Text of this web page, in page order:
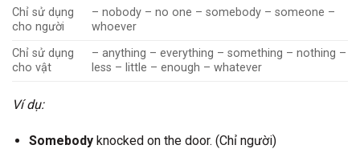
Chỉ sử dụng
cho người
– nobody – no one – somebody – someone –
whoever
Chỉ sử dụng
cho vật
– anything – everything – something – nothing –
less – little – enough – whatever
Ví dụ:
Somebodyknocked on the door. (Chỉ người)